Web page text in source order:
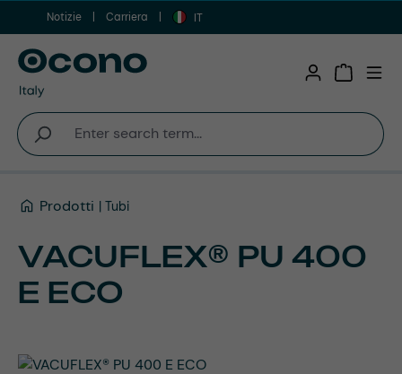
Vai al contenuto principale
Notizie Carriera IT
Prodotti Tubi
VACUFLEX® PU 400
E ECO